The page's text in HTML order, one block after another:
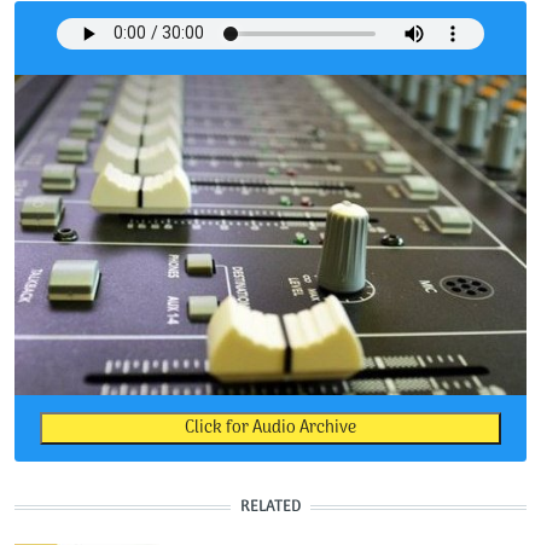
Click for Audio Archive
RELATED